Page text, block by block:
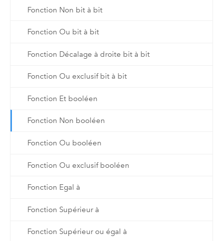
Fonction Non bit à bit
Fonction Ou bit à bit
Fonction Décalage à droite bit à bit
Fonction Ou exclusif bit à bit
Fonction Et booléen
Fonction Non booléen
Fonction Ou booléen
Fonction Ou exclusif booléen
Fonction Egal à
Fonction Supérieur à
Fonction Supérieur ou égal à